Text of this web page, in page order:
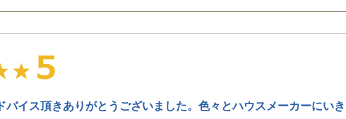
バイス頂きありがとうございました。色々とハウスメーカーにい